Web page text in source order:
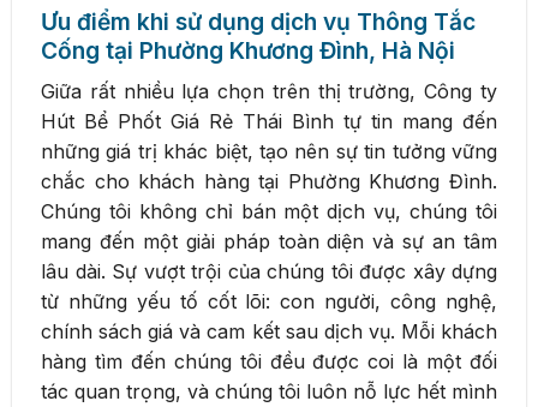
Ưu điểm khi sử dụng dịch vụ Thông Tắc
Cống tại Phường Khương Đình, Hà Nội
Giữa rất nhiều lựa chọn trên thị trường, Công ty
Hút Bể Phốt Giá Rẻ Thái Bình tự tin mang đến
những giá trị khác biệt, tạo nên sự tin tưởng vững
chắc cho khách hàng tại Phường Khương Đình.
Chúng tôi không chỉ bán một dịch vụ, chúng tôi
mang đến một giải pháp toàn diện và sự an tâm
lâu dài. Sự vượt trội của chúng tôi được xây dựng
từ những yếu tố cốt lõi: con người, công nghệ,
chính sách giá và cam kết sau dịch vụ. Mỗi khách
hàng tìm đến chúng tôi đều được coi là một đối
tác quan trọng, và chúng tôi luôn nỗ lực hết mình